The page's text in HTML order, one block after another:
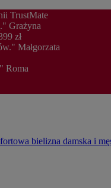
TrustMate
Grażyna
zł
Małgorzata
Roma